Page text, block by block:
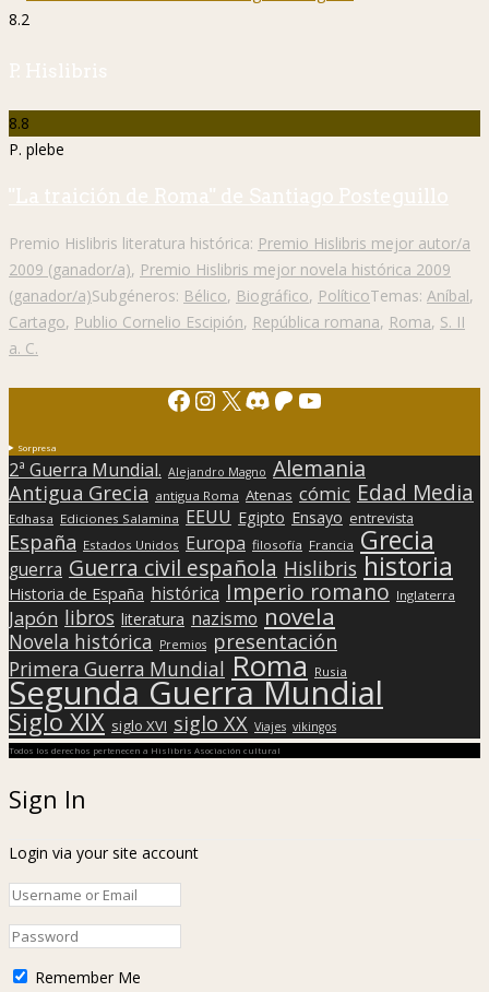
8.2
P. Hislibris
8.8
P. plebe
"La traición de Roma" de Santiago Posteguillo
Premio Hislibris literatura histórica: Premio Hislibris mejor autor/a
2009 (ganador/a), Premio Hislibris mejor novela histórica 2009
(ganador/a)Subgéneros: Bélico, Biográfico, PolíticoTemas: Aníbal,
Cartago, Publio Cornelio Escipión, República romana, Roma, S. II
a. C.
Facebook
Instagram
X Discord
Patreon
YouTube
Sorpresa
2ª Guerra Mundial. Alejandro Magno Alemania
Antigua Grecia antigua Roma Atenas cómic Edad Media
Edhasa Ediciones Salamina EEUU Egipto Ensayo entrevista
España Estados Unidos Europa filosofía Francia Grecia
guerra Guerra civil española Hislibris historia
Historia de España histórica Imperio romano Inglaterra
Japón libros literatura nazismo novela
Novela histórica Premios presentación
Primera Guerra Mundial Roma Rusia
Segunda Guerra Mundial
Siglo XIX siglo XVI siglo XX Viajes vikingos
Todos los derechos pertenecen a Hislibris Asociación cultural
Sign In
Login via your site account
Remember Me